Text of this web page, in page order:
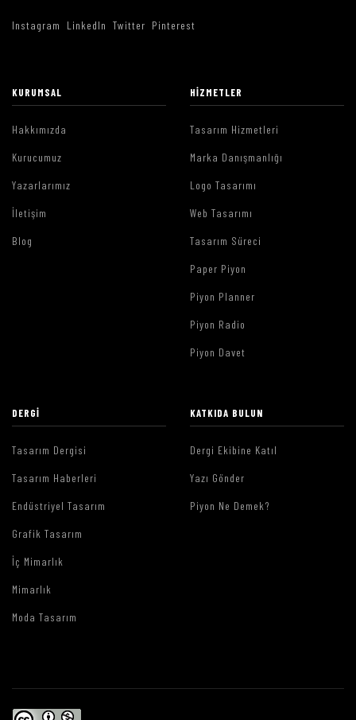
Instagram LinkedIn Twitter Pinterest
KURUMSAL
Hakkımızda
Kurucumuz
Yazarlarımız
İletişim
Blog
HIZMETLER
Tasarım Hizmetleri
Marka Danışmanlığı
Logo Tasarımı
Web Tasarımı
Tasarım Süreci
Paper Piyon
Piyon Planner
Piyon Radio
Piyon Davet
DERGI
Tasarım Dergisi
Tasarım Haberleri
Endüstriyel Tasarım
Grafik Tasarım
İç Mimarlık
Mimarlık
Moda Tasarım
KATKIDA BULUN
Dergi Ekibine Katıl
Yazı Gönder
Piyon Ne Demek?